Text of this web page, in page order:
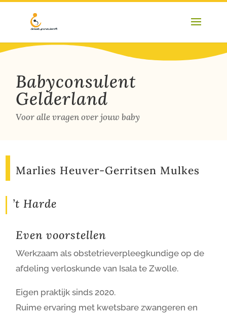
Babyconsulent
Gelderland
Voor alle vragen over jouw baby
Marlies Heuver-Gerritsen Mulkes
’t Harde
Even voorstellen
Werkzaam als obstetrieverpleegkundige op de
afdeling verloskunde van Isala te Zwolle.
Eigen praktijk sinds 2020.
Ruime ervaring met kwetsbare zwangeren en